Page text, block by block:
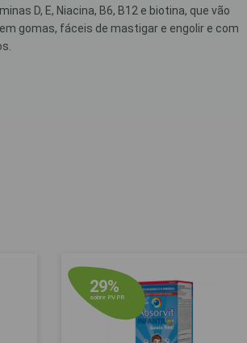
D, E, Niacina, B6, B12 e biotina, que vão
gomas, fáceis de mastigar e engolir e com
29%
sobre P.V.P.R